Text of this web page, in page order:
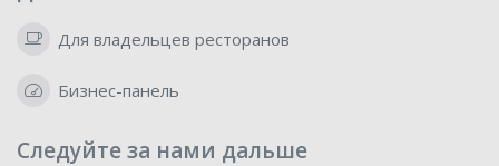
Для владельцев ресторанов
Бизнес-панель
Следуйте за нами дальше